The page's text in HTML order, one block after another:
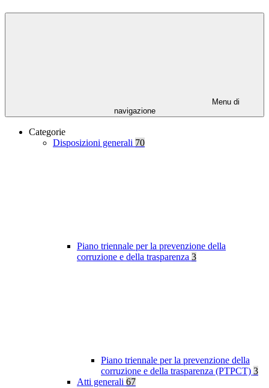
Menu di
navigazione
Categorie
Disposizioni generali 70
Piano triennale per la prevenzione della
corruzione e della trasparenza 3
Piano triennale per la prevenzione della
corruzione e della trasparenza (PTPCT) 3
Atti generali 67